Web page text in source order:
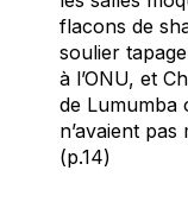
flacons de
soulier
à l’ONU, et
de Lumumba
n’avaient
(p.14)